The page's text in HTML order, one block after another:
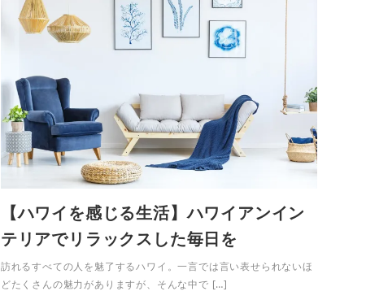
【ハワイを感じる生活】ハワイアンイン
テリアでリラックスした毎日を
訪れるすべての人を魅了するハワイ。一言では言い表せられないほ
どたくさんの魅力がありますが、そんな中で […]